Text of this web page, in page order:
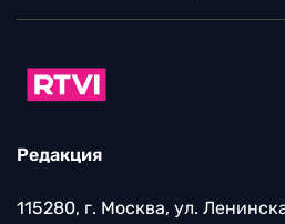
Редакция
115280, г. Москва, ул.